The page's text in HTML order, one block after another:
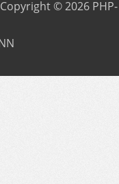
© 2026 PHP-